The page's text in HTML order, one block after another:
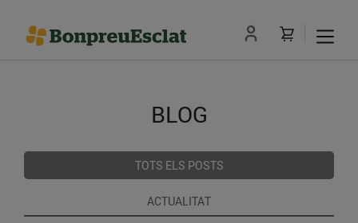
BLOG
TOTS ELS POSTS
ACTUALITAT